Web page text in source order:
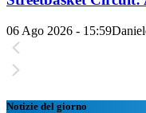
06 Ago 2026 - 15:59
Notizie del giorno